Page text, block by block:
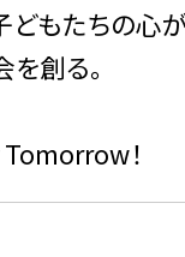
どもたちの心
創る。
Tomorrow！